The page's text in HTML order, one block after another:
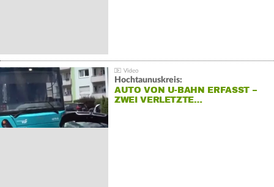
Hochtaunuskreis:
AUTO VON U-BAHN ERFASST –
ZWEI VERLETZTE…